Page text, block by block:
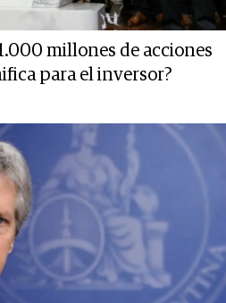
millones de acciones
para el inversor?